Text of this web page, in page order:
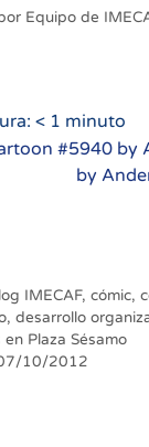
Equipo de
< 1 minuto
by
IMECAF,cómic,
, desarrollo
Plaza Sésamo
10/2012